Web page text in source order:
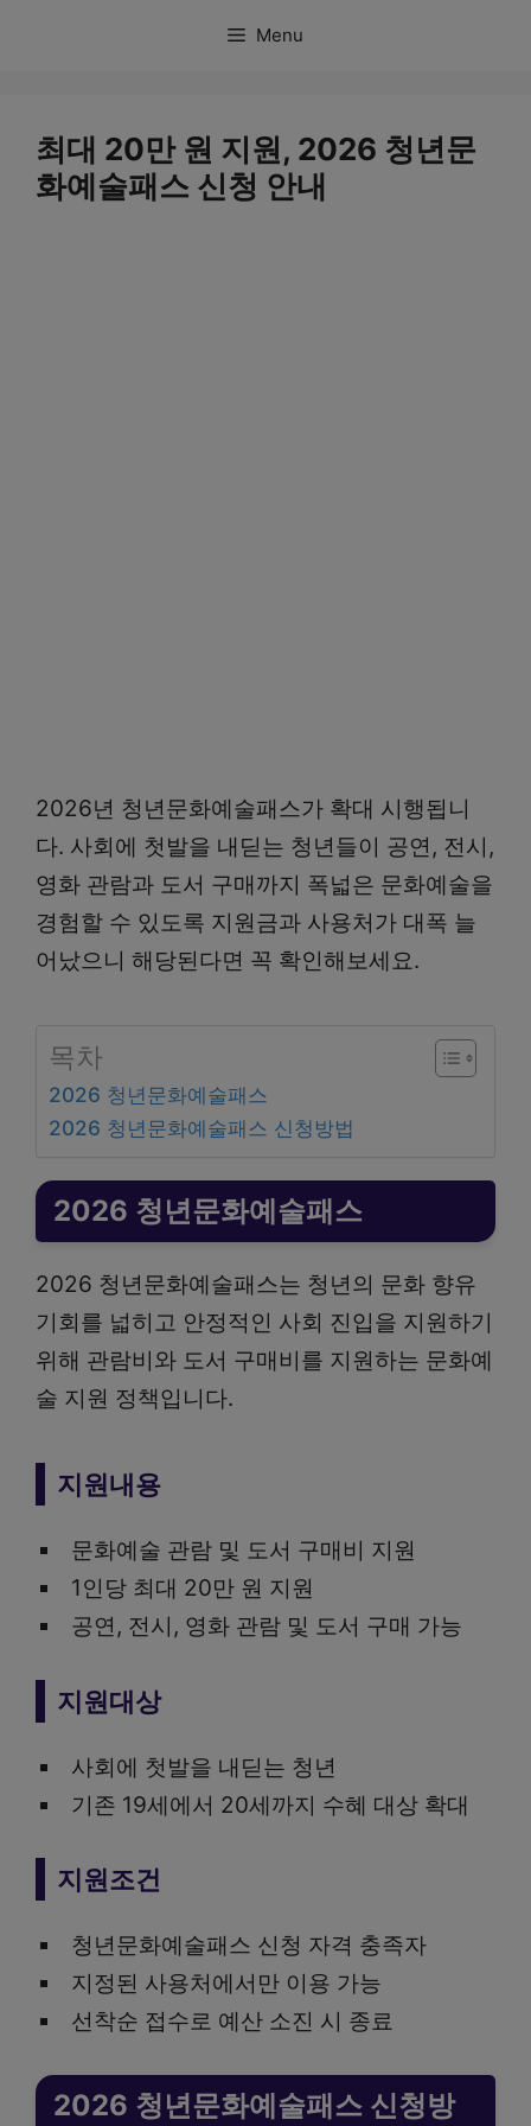
Menu
최대 20만 원 지원, 2026 청년문
화예술패스 신청 안내
2026년 청년문화예술패스가 확대 시행됩니
다. 사회에 첫발을 내딛는 청년들이 공연, 전시,
영화 관람과 도서 구매까지 폭넓은 문화예술을
경험할 수 있도록 지원금과 사용처가 대폭 늘
어났으니 해당된다면 꼭 확인해보세요.
목차
2026 청년문화예술패스
2026 청년문화예술패스 신청방법
2026 청년문화예술패스
2026 청년문화예술패스는 청년의 문화 향유
기회를 넓히고 안정적인 사회 진입을 지원하기
위해 관람비와 도서 구매비를 지원하는 문화예
술 지원 정책입니다.
지원내용
문화예술 관람 및 도서 구매비 지원
1인당 최대 20만 원 지원
공연, 전시, 영화 관람 및 도서 구매 가능
지원대상
사회에 첫발을 내딛는 청년
기존 19세에서 20세까지 수혜 대상 확대
지원조건
청년문화예술패스 신청 자격 충족자
지정된 사용처에서만 이용 가능
선착순 접수로 예산 소진 시 종료
2026 청년문화예술패스 신청방